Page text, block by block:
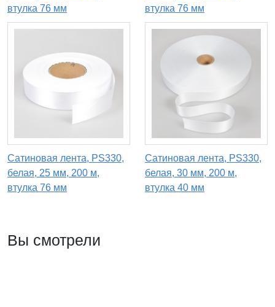
втулка 76 мм
втулка 76 мм
Сатиновая лента, PS330,
белая, 25 мм, 200 м,
втулка 76 мм
Сатиновая лента, PS330,
белая, 30 мм, 200 м,
втулка 40 мм
Вы смотрели